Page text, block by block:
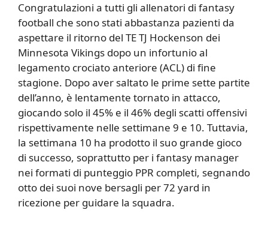
Congratulazioni a tutti gli allenatori di fantasy
football che sono stati abbastanza pazienti da
aspettare il ritorno del TE TJ Hockenson dei
Minnesota Vikings dopo un infortunio al
legamento crociato anteriore (ACL) di fine
stagione. Dopo aver saltato le prime sette partite
dell’anno, è lentamente tornato in attacco,
giocando solo il 45% e il 46% degli scatti offensivi
rispettivamente nelle settimane 9 e 10. Tuttavia,
la settimana 10 ha prodotto il suo grande gioco
di successo, soprattutto per i fantasy manager
nei formati di punteggio PPR completi, segnando
otto dei suoi nove bersagli per 72 yard in
ricezione per guidare la squadra.